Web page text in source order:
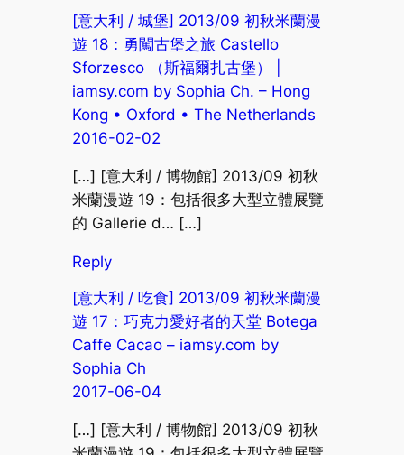
[意大利 / 城堡] 2013/09 初秋米蘭漫
遊 18：勇闖古堡之旅 Castello
Sforzesco （斯福爾扎古堡） |
iamsy.com by Sophia Ch. – Hong
Kong • Oxford • The Netherlands
2016-02-02
[…] [意大利 / 博物館] 2013/09 初秋
米蘭漫遊 19：包括很多大型立體展覽
的 Gallerie d… […]
Reply
[意大利 / 吃食] 2013/09 初秋米蘭漫
遊 17：巧克力愛好者的天堂 Botega
Caffe Cacao – iamsy.com by
Sophia Ch
2017-06-04
[…] [意大利 / 博物館] 2013/09 初秋